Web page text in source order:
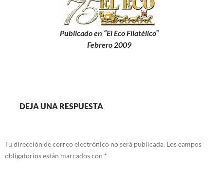
Publicado en “El Eco Filatélico”
Febrero 2009
DEJA UNA RESPUESTA
Tu dirección de correo electrónico no será publicada. Los campos
obligatorios están marcados con *